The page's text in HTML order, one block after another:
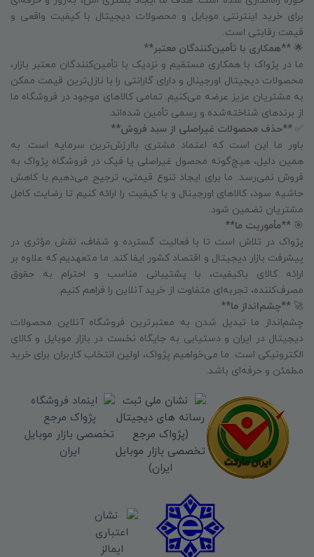
برای خرید اینترنتی موبایل و محصولات دیجیتال با کیفیت واقعی و
قیمت رقابتی است.
🌟 **همکاری با تأمین‌کنندگان معتبر**
ما در پژواک با همکاری مستقیم و نزدیک با تأمین‌کنندگان معتبر بازار،
محصولات دیجیتال اورجینال و دارای گارانتی را با نازل‌ترین قیمت ممکن
به مشتریان عزیز عرضه می‌کنیم. تمامی کالاهای موجود در فروشگاه ما
از برندهای شناخته‌شده و رسمی تأمین شده‌اند.
✅ **حذف محصولات غیراصلی از سبد فروش**
باور ما این است که اعتماد مشتری باارزش‌ترین سرمایه است. به
همین دلیل، هیچ‌گونه محصول غیراصلی یا فیک در فروشگاه پژواک به
فروش نمی‌رسد. ما برای ایجاد تنوع قیمتی، ترجیح می‌دهیم با کاهش
حاشیه سود، کالاهای اورجینال و با کیفیت را ارائه کنیم تا رضایت کامل
مشتریان تضمین شود.
🎯 **مأموریت ما**
پژواک در تلاش است تا با فعالیت گسترده و شفاف، نقش مؤثری در
پیشرفت بازار دیجیتال و اقتصاد کشور ایفا کند. ما متعهدیم که علاوه بر
ارائه کالای باکیفیت، با پشتیبانی مناسب و احترام به حقوق
مصرف‌کننده، تجربه‌ای متفاوت از خرید آنلاین را فراهم کنیم.
🚀 **چشم‌انداز ما**
چشم‌انداز ما تبدیل شدن به معتبرترین فروشگاه آنلاین محصولات
دیجیتال در ایران و دستیابی به جایگاه نخست در بازار موبایل و کالای
الکترونیکی است. ما می‌خواهیم پژواک، اولین انتخاب کاربران برای خرید
مطمئن و حرفه‌ای باشد.